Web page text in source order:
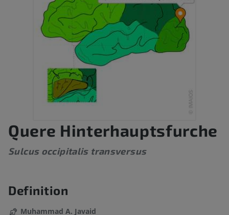
Quere Hinterhauptsfurche
Sulcus occipitalis transversus
Definition
Muhammad A. Javaid